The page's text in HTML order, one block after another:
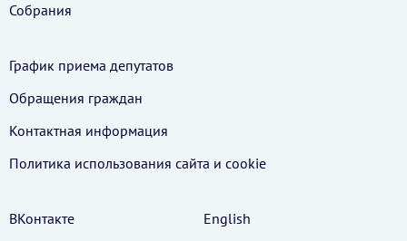
Собрания
График приема депутатов
Обращения граждан
Контактная информация
Политика использования cайта и cookie
ВКонтакте
English